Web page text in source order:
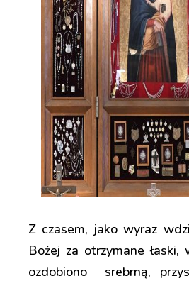
Z czasem, jako wyraz
Bożej za otrzymane
ozdobiono srebrną,